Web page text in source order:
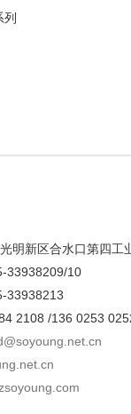
列
明新区合水口第四工
33938209/10
33938213
2108 /136 0253